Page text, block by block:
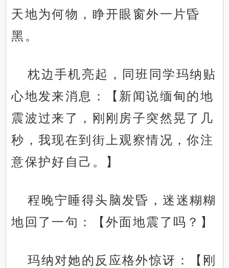
天地为何物，睁开眼窗外一片昏
黑。
枕边手机亮起，同班同学玛纳贴
心地发来消息：【新闻说缅甸的地
震波过来了，刚刚房子突然晃了几
秒，我现在到街上观察情况，你注
意保护好自己。】
程晚宁睡得头脑发昏，迷迷糊糊
地回了一句：【外面地震了吗？】
玛纳对她的反应格外惊讶：【刚